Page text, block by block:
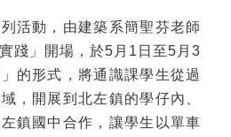
活動，由建築系簡聖芬老師
踐」開場，於5月1日至5月3
的形式，將通識課學生從過
，開展到北左鎮的學仔內、
鎮國中合作，讓學生以單車